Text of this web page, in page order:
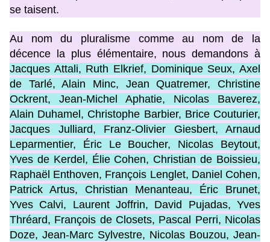
se taisent.
Au nom du pluralisme comme au nom de la
décence la plus élémentaire, nous demandons à
Jacques Attali, Ruth Elkrief, Dominique Seux, Axel
de Tarlé, Alain Minc, Jean Quatremer, Christine
Ockrent, Jean-Michel Aphatie, Nicolas Baverez,
Alain Duhamel, Christophe Barbier, Brice Couturier,
Jacques Julliard, Franz-Olivier Giesbert, Arnaud
Leparmentier, Éric Le Boucher, Nicolas Beytout,
Yves de Kerdel, Élie Cohen, Christian de Boissieu,
Raphaël Enthoven, François Lenglet, Daniel Cohen,
Patrick Artus, Christian Menanteau, Éric Brunet,
Yves Calvi, Laurent Joffrin, David Pujadas, Yves
Thréard, François de Closets, Pascal Perri, Nicolas
Doze, Jean-Marc Sylvestre, Nicolas Bouzou, Jean-